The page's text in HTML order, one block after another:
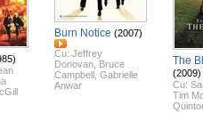
Burn Notice (2007)
Cu: Jeffrey
Donovan Bruce
Campbell Gabrielle
Anwar
The
(2009)
Cu:
Tim